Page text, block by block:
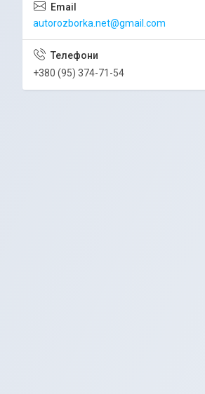
autorozborka.net@gmail.com
+380 (95) 374-71-54